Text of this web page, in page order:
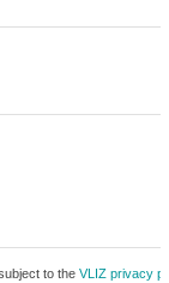
to the VLIZ privacy